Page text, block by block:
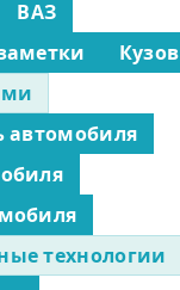
ВАЗ
Кузов
автомобиля
технологии